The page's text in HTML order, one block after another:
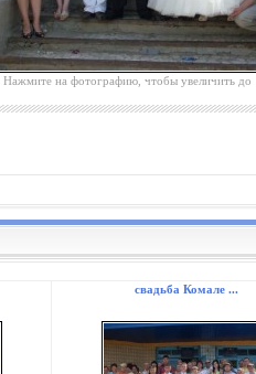
Нажмите на фотографию, чтобы увеличить
свадьба Комале ...